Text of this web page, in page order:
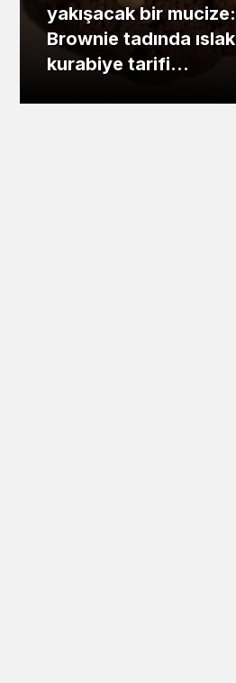
yakışacak bir mucize:
Brownie tadında ıslak
kurabiye tarifi…